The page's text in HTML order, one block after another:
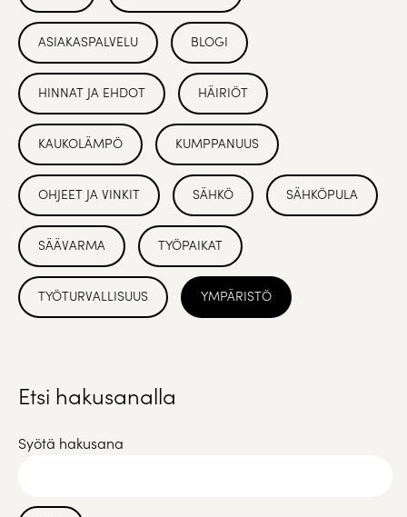
ASIAKASPALVELU BLOGI
HINNAT JA EHDOT HÄIRIÖT
KAUKOLÄMPÖ KUMPPANUUS
OHJEET JA VINKIT SÄHKÖ SÄHKÖPULA
SÄÄVARMA TYÖPAIKAT
TYÖTURVALLISUUS YMPÄRISTÖ
Etsi hakusanalla
Syötä hakusana